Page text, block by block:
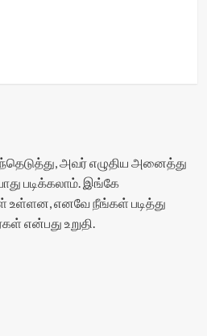
அவர் எழுதிய அனைத்து
படிக்கலாம். இங்கே
எனவே நீங்கள் படித்து
என்பது உறுதி.